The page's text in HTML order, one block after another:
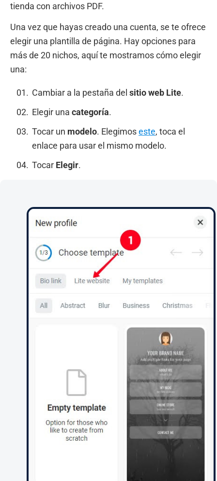
tienda con archivos PDF.
Una vez que hayas creado una cuenta, se te ofrece
elegir una plantilla de página. Hay opciones para
más de 20 nichos, aquí te mostramos cómo elegir
una:
Cambiar a la pestaña del sitio web Lite.
Elegir una categoría.
Tocar un modelo. Elegimoseste, toca el
enlace para usar el mismo modelo.
Tocar Elegir.